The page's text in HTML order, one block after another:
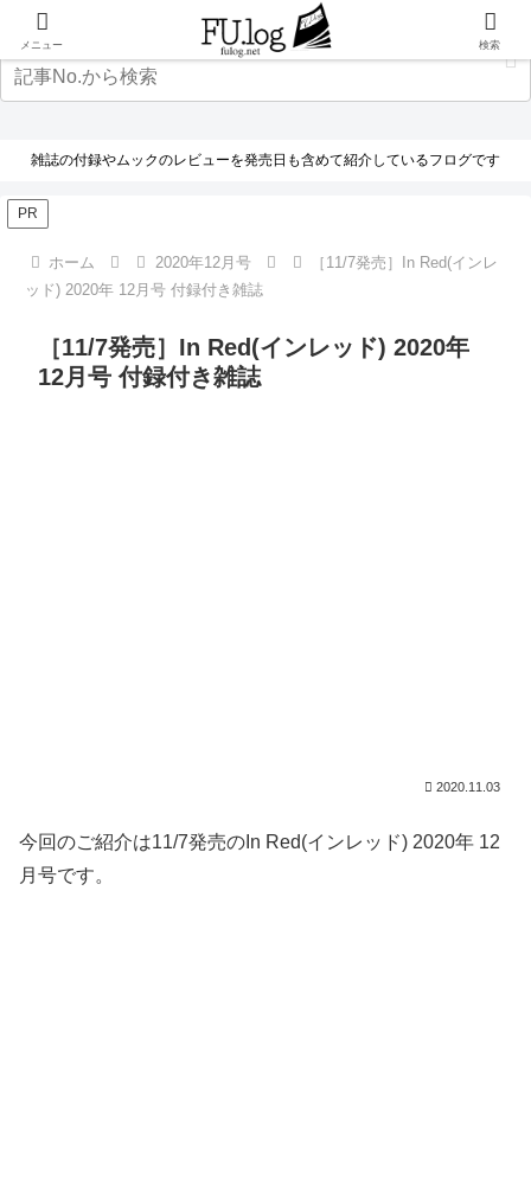
雑誌の付録やムックのレビューを発売日も含めて紹介しているフログです
PR
ホーム 2020年12月号
［11/7発売］In Red(インレ
ッド) 2020年 12月号 付録付き雑誌
［11/7発売］In Red(インレッド) 2020年
12月号 付録付き雑誌
2020.11.03
今回のご紹介は11/7発売のIn Red(インレッド) 2020年 12
月号です。
メニュー 検索